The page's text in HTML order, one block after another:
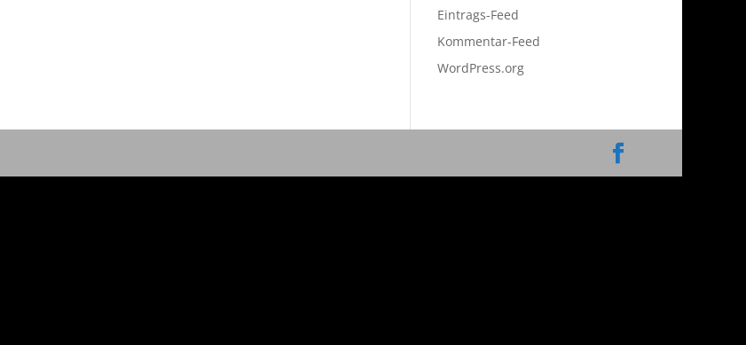
Eintrags-Feed
Kommentar-Feed
WordPress.org